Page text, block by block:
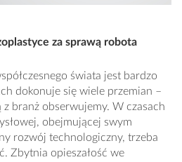
za sprawą robota
świata jest bardzo
dokonuje się wiele przemian –
branż obserwujemy. W czasach
obejmującej swym
rozwój technologiczny, trzeba
Zbytnia opieszałość we